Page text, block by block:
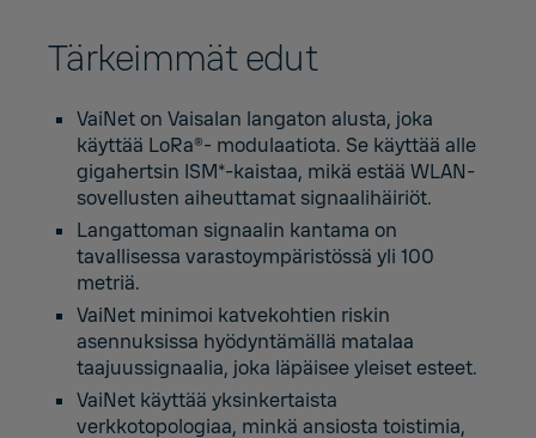
Tärkeimmät edut
VaiNet on Vaisalan langaton alusta, joka
käyttää LoRa®- modulaatiota. Se käyttää alle
gigahertsin ISM*-kaistaa, mikä estää WLAN-
sovellusten aiheuttamat signaalihäiriöt.
Langattoman signaalin kantama on
tavallisessa varastoympäristössä yli 100
metriä.
VaiNet minimoi katvekohtien riskin
asennuksissa hyödyntämällä matalaa
taajuussignaalia, joka läpäisee yleiset esteet.
VaiNet käyttää yksinkertaista
verkkotopologiaa, minkä ansiosta toistimia,